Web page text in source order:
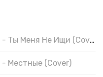
- Ты Меня Не Ищи (Cover)
- Местные (Cover)